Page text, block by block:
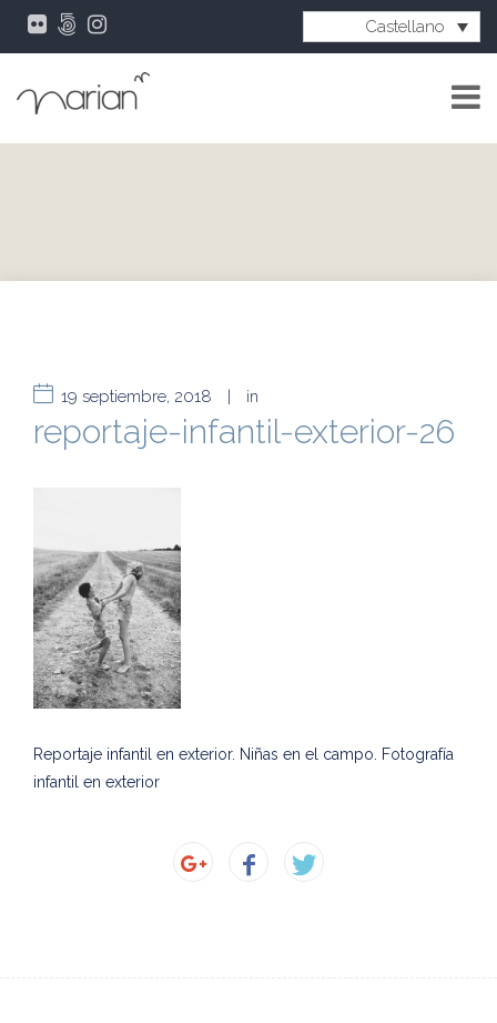
Castellano
19 septiembre, 2018 | in
reportaje-infantil-exterior-26
Reportaje infantil en exterior. Niñas en el campo. Fotografía
infantil en exterior